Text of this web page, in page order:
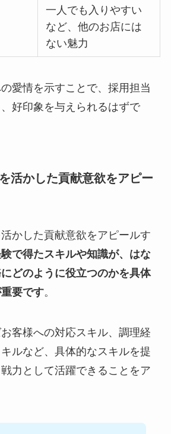
一人でも入りやすい
など、他のお店には
ない魅力
愛情を示すことで、採用担当
好印象を与えられるはずで
活かした貢献意欲をアピー
かした貢献意欲をアピールす
で得たスキルや知識が、はな
どのように役立つのかを具体
要です。
客様への対応スキル、調理経
ルなど、具体的なスキルを提
力として活躍できることをア